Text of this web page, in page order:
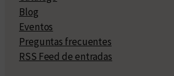
Blog
Eventos
Preguntas frecuentes
RSS Feed de entradas